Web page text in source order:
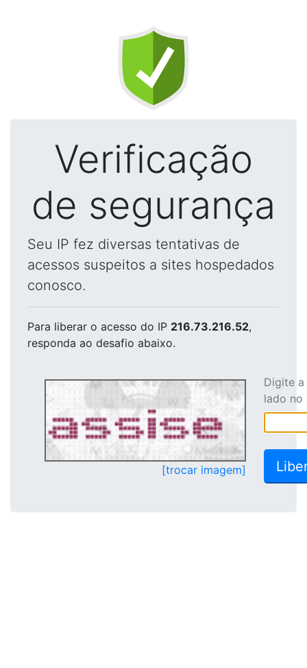
Verificação
de segurança
Seu IP fez diversas tentativas de
acessos suspeitos a sites hospedados
conosco.
Para liberar o acesso do IP 216.73.216.52,
responda ao desafio abaixo.
[trocar imagem]
Digite
lado no